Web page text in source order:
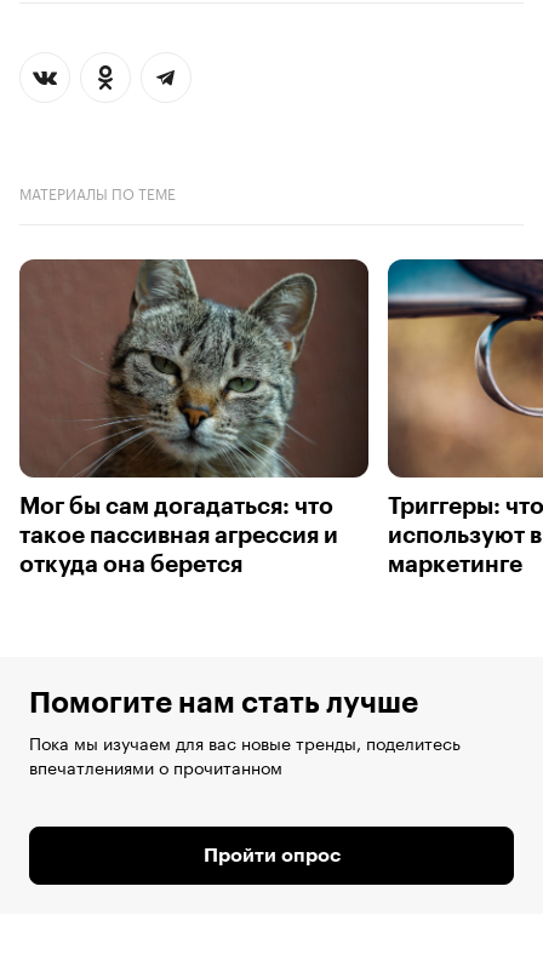
МАТЕРИАЛЫ ПО ТЕМЕ
Мог бы сам догадаться: что
такое пассивная агрессия и
откуда она берется
Триггеры:
используют
маркетинге
Помогите нам стать лучше
Пока мы изучаем для вас новые тренды, поделитесь
впечатлениями о прочитанном
Пройти опрос